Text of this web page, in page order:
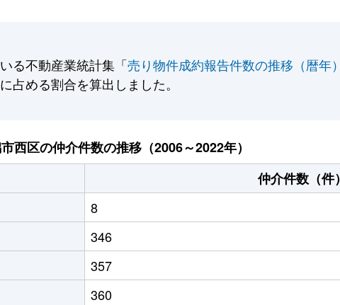
る不動産業統計集「売り物件成約報告件数の推移（暦年）
占める割合を算出しました。
西区の仲介件数の推移（2006～2022年）
仲介件数（件）
8
346
357
360